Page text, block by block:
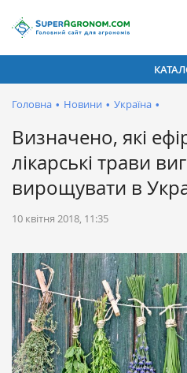
Головна • Новини • Україна •
Визначено, які
лікарські трави
вирощувати в
10 квітня 2018, 11:35